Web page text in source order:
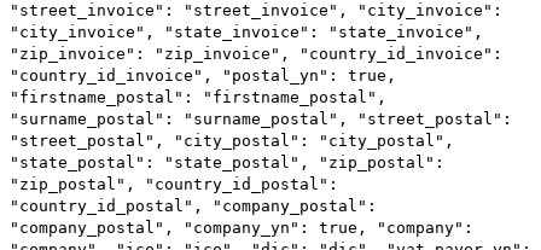
"street_invoice" : "street_invoice" , "city_invoice" :
"city_invoice" , "state_invoice" : "state_invoice" ,
"zip_invoice" : "zip_invoice" , "country_id_invoice" :
"country_id_invoice" , "postal_yn" : true ,
"firstname_postal" : "firstname_postal" ,
"surname_postal" : "surname_postal" , "street_postal" :
"street_postal" , "city_postal" : "city_postal" ,
"state_postal" : "state_postal" , "zip_postal" :
"zip_postal" , "country_id_postal" :
"country_id_postal" , "company_postal" :
"company_postal" , "company_yn" : true , "company" :